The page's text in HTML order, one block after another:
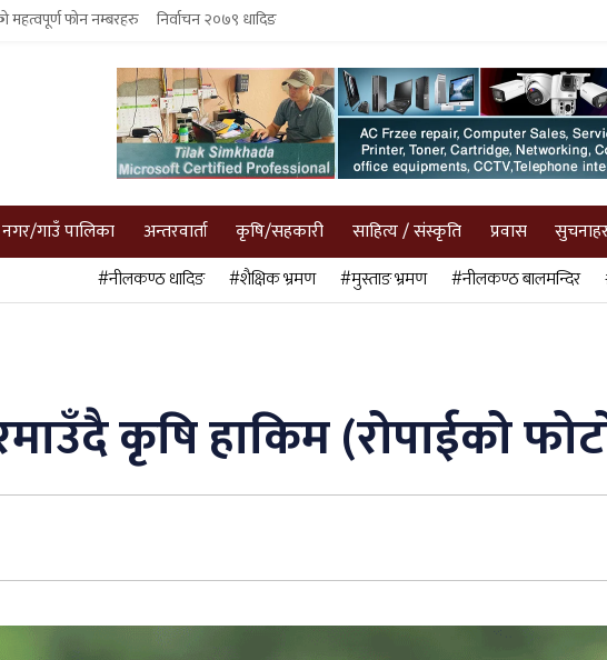
महत्वपूर्ण फोन नम्बरहरु निर्वाचन २०७९ धादिङ
नगर/गाउँ पालिका अन्तरवार्ता कृषि/सहकारी साहित्य / संस्कृति प्रवास
#नीलकण्ठ धादिङ #शैक्षिक भ्रमण #मुस्ताङ भ्रमण #नीलकण्ठ बालमन्दिर
कृषि हाकिम (रोपाईको